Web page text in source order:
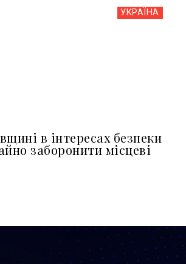
УКРАЇНА
в інтересах безпеки
заборонити місцеві